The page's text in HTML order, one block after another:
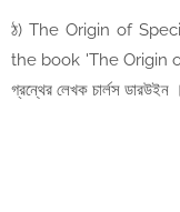
ঠ) The Origin of
the book 'The Origin
গ্রন্থের লেখক চার্লস ডারউইন ।